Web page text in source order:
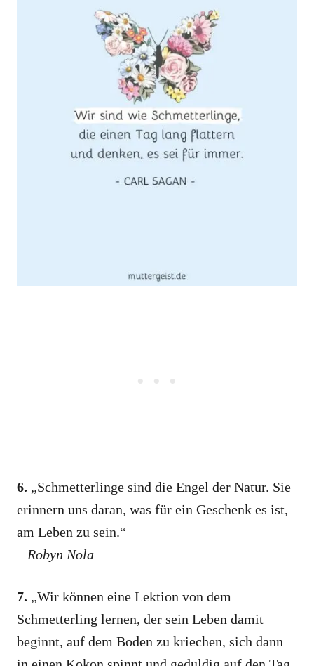
6. „Schmetterlinge sind die Engel der Natur. Sie
erinnern uns daran, was für ein Geschenk es ist,
am Leben zu sein.“
– Robyn Nola
7. „Wir können eine Lektion von dem
Schmetterling lernen, der sein Leben damit
beginnt, auf dem Boden zu kriechen, sich dann